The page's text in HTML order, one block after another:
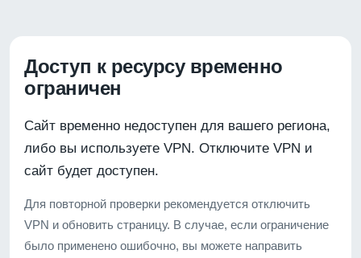
Доступ к ресурсу временно
ограничен
Сайт временно недоступен для вашего региона,
либо вы используете VPN. Отключите VPN и
сайт будет доступен.
Для повторной проверки рекомендуется отключить
VPN и обновить страницу. В случае, если ограничение
было применено ошибочно, вы можете направить